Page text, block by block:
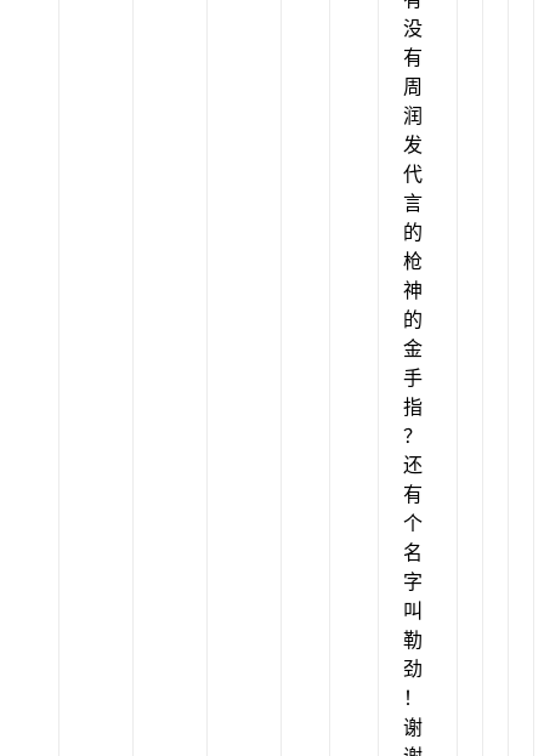
没
有
周
润
发
代
言
的
枪
神
的
金
手
指
？
还
有
个
名
字
叫
勒
劲
！
谢